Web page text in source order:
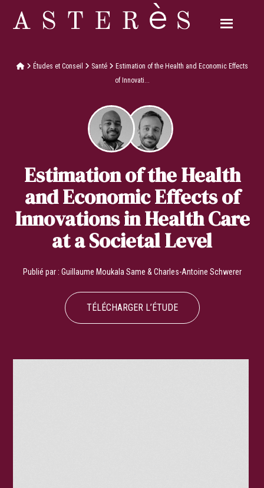
Études et Conseil Santé
Estimation of the Health and Economic Effects
of Innovati...
Estimation of the Health
and Economic Effects of
Innovations in Health Care
at a Societal Level
Publié par : Guillaume Moukala Same & Charles-Antoine Schwerer
TÉLÉCHARGER L’ÉTUDE